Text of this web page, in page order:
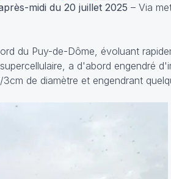
midi du 20 juillet 2025 – Via
du Puy-de-Dôme, évoluant
a d'abord engendré
de diamètre et engendrant